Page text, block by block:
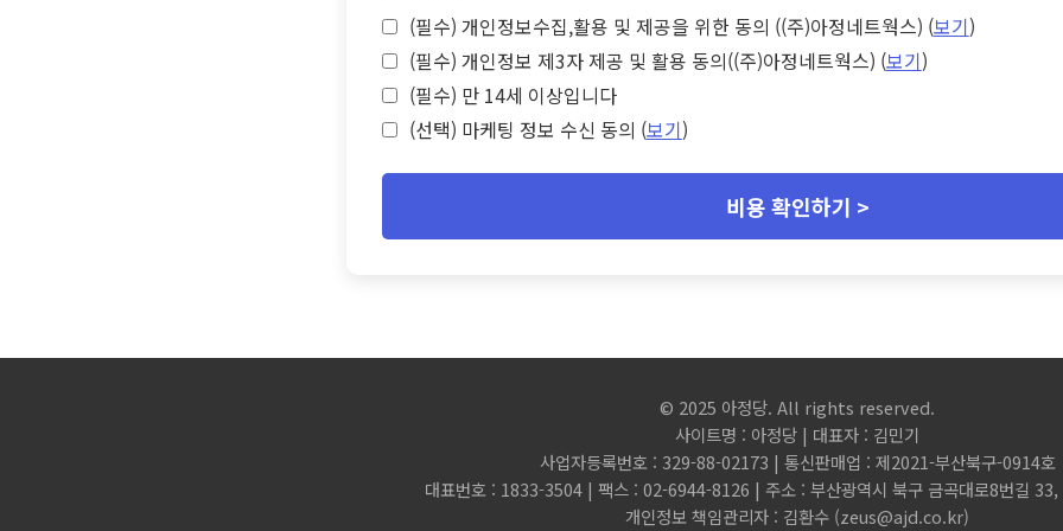
(필수) 개인정보수집,활용 및 제공을 위한 동의 ((주)아정네트웍스) (보기)
(필수) 개인정보 제3자 제공 및 활용 동의((주)아정네트웍스) (보기)
(필수) 만 14세 이상입니다
(선택) 마케팅 정보 수신 동의 (보기)
비용 확인하기 >
© 2025 아정당. All rights reserved.
사이트명 : 아정당 | 대표자 : 김민기
사업자등록번호 : 329-88-02173 | 통신판매업 : 제2021-부산북구-0914호
대표번호 : 1833-3504 | 팩스 : 02-6944-8126 | 주소 : 부산광역시 북구 금곡대로8번길 33,
개인정보 책임관리자 : 김환수 (zeus@ajd.co.kr)